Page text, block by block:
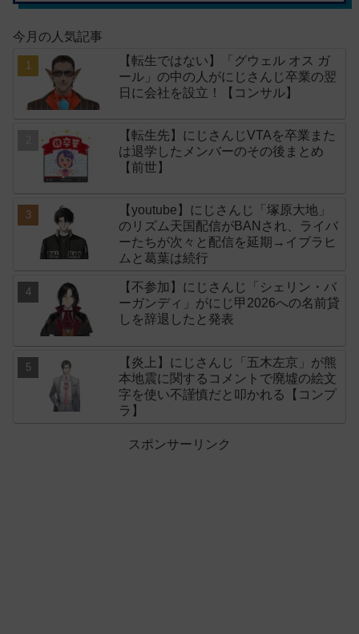
今月の人気記事
【転生ではない】「グウェル オス ガ
ール」の中の人がにじさんじ卒業の翌
日に会社を設立！【コンサル】
【転生先】にじさんじVTAを卒業また
は退学したメンバーのその後まとめ
【前世】
【youtube】にじさんじ「塚原大地」
のリズム天国配信がBANされ、ライバ
ーたちが次々と配信を延期→イブラヒ
ムと葛葉は続行
【不参加】にじさんじ「シェリン・バ
ーガンディ」がにじ甲2026への名前貸
しを辞退したと発表
【炎上】にじさんじ「五木左京」が熊
本地震に関するコメントで廃墟の絵文
字を使い不謹慎だと叩かれる【コンプ
ラ】
スポンサーリンク